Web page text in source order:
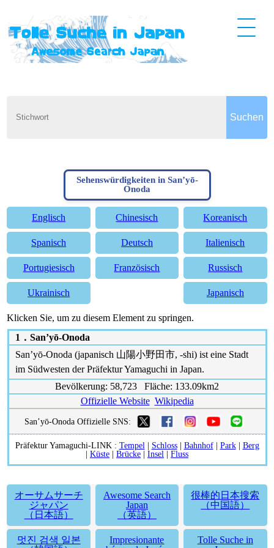
Sehenswürdigkeiten in San’yō-
Onoda
Englisch Chinesisch Koreanisch
Spanisch Deutsch Italienisch
Portugiesisch Französisch Russisch
Ukrainisch Japanisch
Klicken Sie, um zu diesem Element zu springen.
1． San’yō-Onoda
San’yō-Onoda (japanisch 山陽小野田市, -shi) ist eine Stadt
im Südwesten der Präfektur Yamaguchi in Japan.
Bevölkerung: 58,723 Fläche: 133.09km2
Offizielle Website Wikipedia
San’yō-Onoda Offizielle SNS:
Präfektur Yamaguchi-LINK : Tempel | Schloss| Bahnhof| Park| Berg
| Küste | Brücke | Insel | Fluss
オーサムサーチ
ジャパン
（日本語）
Awesome Search
Japan
（英語）
很棒的日本搜索
（中国語）
멋진 검색 일본
Impresionante
Tolle Suche in